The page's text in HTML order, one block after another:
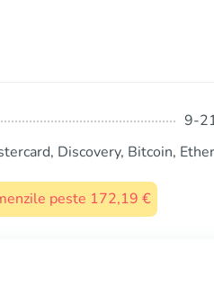
9-
Discovery, Bitcoin,
peste 172,19 €